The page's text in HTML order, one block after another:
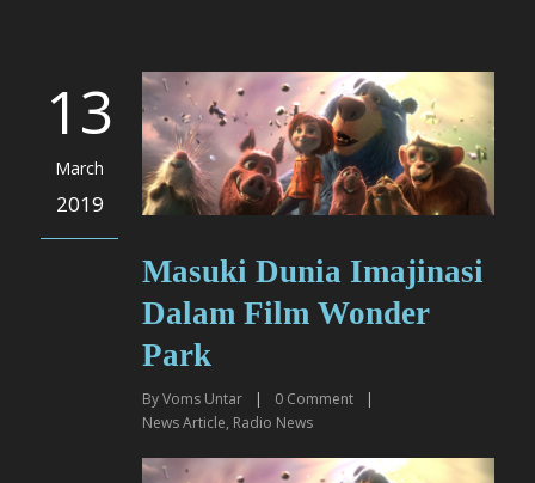
13
March
2019
Masuki Dunia Imajinasi
Dalam Film Wonder
Park
ByVoms Untar | 0 Comment
|
News Article, Radio News